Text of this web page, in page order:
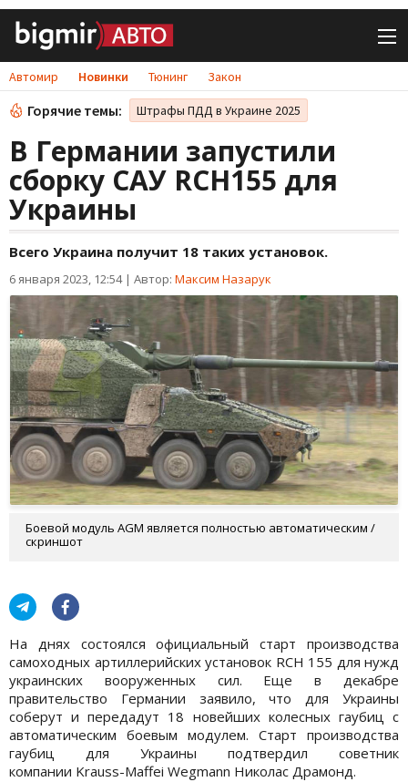
Автомир Новинки Тюнинг Закон
Горячие темы: Штрафы ПДД в Украине 2025
В Германии запустили
сборку САУ RCH155 для
Украины
Всего Украина получит 18 таких установок.
6 января 2023, 12:54| Автор: Максим Назарук
Боевой модуль AGM является полностью автоматическим /
скриншот
На днях состоялся официальный старт производства
самоходных артиллерийских установок RCH 155 для нужд
украинских вооруженных сил. Еще в декабре
правительство Германии заявило, что для Украины
соберут и передадут 18 новейших колесных гаубиц с
автоматическим боевым модулем. Старт производства
гаубиц для Украины подтвердил советник
компании Krauss-Maffei Wegmann Николас Драмонд.